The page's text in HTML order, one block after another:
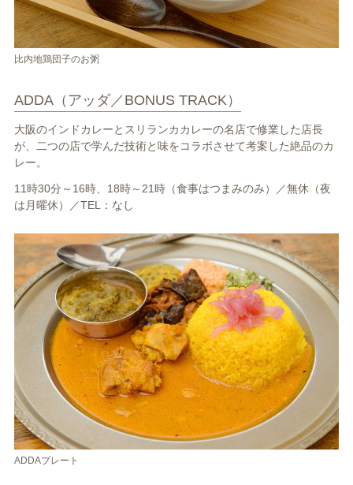
比内地鶏団子のお粥
ADDA（アッダ／BONUS TRACK）
大阪のインドカレーとスリランカカレーの名店で修業した店長
が、二つの店で学んだ技術と味をコラボさせて考案した絶品のカ
レー。
11時30分～16時、18時～21時（食事はつまみのみ）／無休（夜
は月曜休）／TEL：なし
ADDAプレート